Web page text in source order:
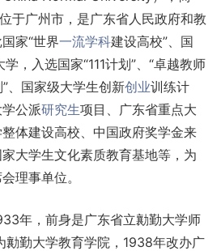
于广州市，是广东省人民政府和教
家“世界一流学科建设高校”、国
，入选国家“111计划”、“卓越教师
、国家级大学生创新创业训练计
公派研究生项目、广东省重点大
体建设高校、中国政府奖学金来
大学生文化素质教育基地等，为
理事单位。
年，前身是广东省立勷勤大学师
勷勤大学教育学院，1938年改办广